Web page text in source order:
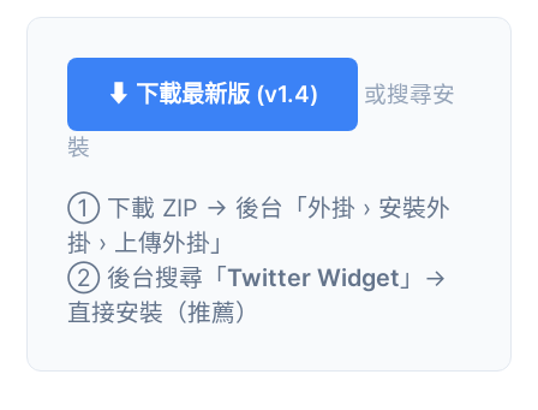
⬇ 下載最新版 (v1.4)
或搜尋安
裝
① 下載 ZIP → 後台「外掛 › 安裝外
掛 › 上傳外掛」
② 後台搜尋「Twitter Widget 」→
直接安裝（推薦）